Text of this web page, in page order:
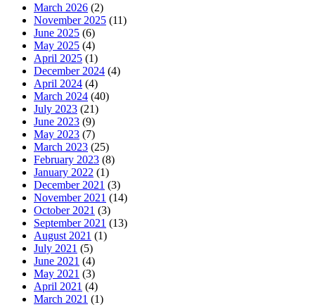
March 2026 (2)
November 2025 (11)
June 2025 (6)
May 2025 (4)
April 2025 (1)
December 2024 (4)
April 2024 (4)
March 2024 (40)
July 2023 (21)
June 2023 (9)
May 2023 (7)
March 2023 (25)
February 2023 (8)
January 2022 (1)
December 2021 (3)
November 2021 (14)
October 2021 (3)
September 2021 (13)
August 2021 (1)
July 2021 (5)
June 2021 (4)
May 2021 (3)
April 2021 (4)
March 2021 (1)